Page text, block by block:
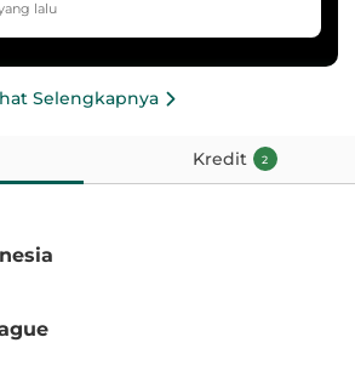
League
lalu
Selengkapnya
Kredit 2